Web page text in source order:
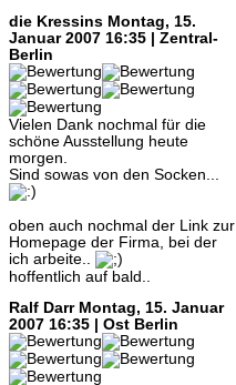
die Kressins Montag, 15.
Januar 2007 16:35 | Zentral-
Berlin
Vielen Dank nochmal für die
schöne Ausstellung heute
morgen.
Sind sowas von den Socken...
oben auch nochmal der Link zur
Homepage der Firma, bei der
ich arbeite..
hoffentlich auf bald..
Ralf Darr Montag, 15. Januar
2007 16:35 | Ost Berlin